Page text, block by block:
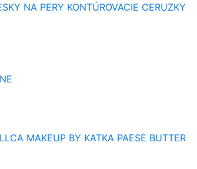
NA PERY KONTÚROVACIE CERUZKY
MAKEUP BY KATKA PAESE BUTTER